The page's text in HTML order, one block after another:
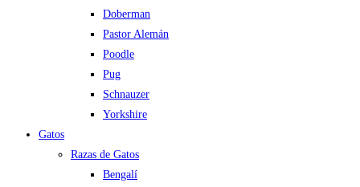
Doberman
Pastor Alemán
Poodle
Pug
Schnauzer
Yorkshire
Gatos
Razas de Gatos
Bengalí